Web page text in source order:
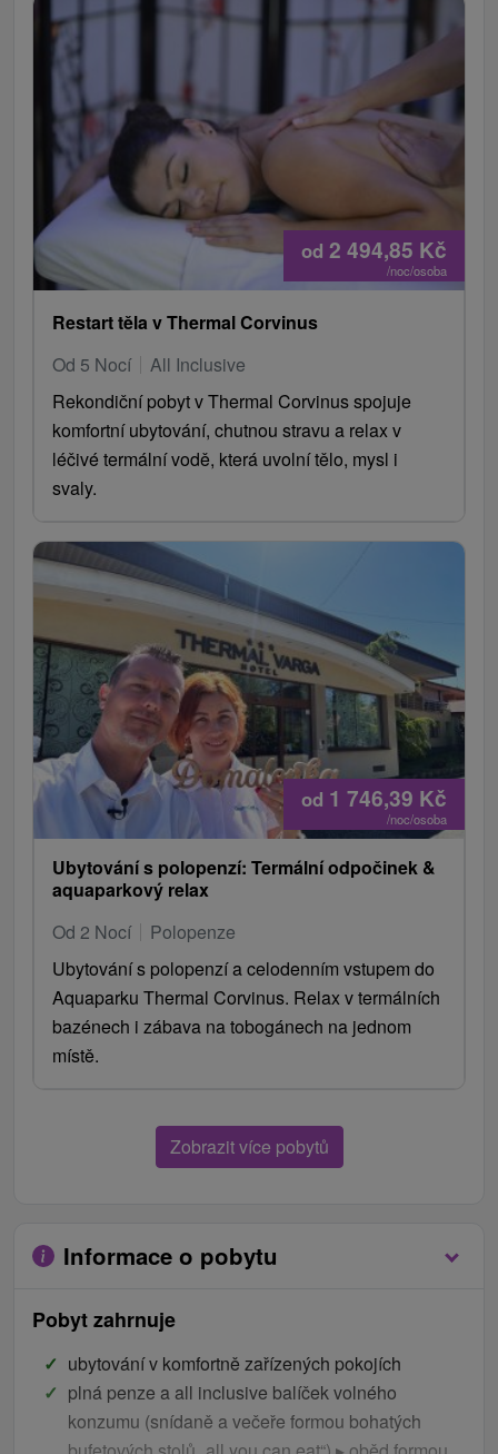
od 2 494,85 Kč
/noc/osoba
Restart těla v Thermal Corvinus
Od 5 Nocí
All Inclusive
Rekondiční pobyt v Thermal Corvinus spojuje
komfortní ubytování, chutnou stravu a relax v
léčivé termální vodě, která uvolní tělo, mysl i
svaly.
od 1 746,39 Kč
/noc/osoba
Ubytování s polopenzí: Termální odpočinek &
aquaparkový relax
Od 2 Nocí
Polopenze
Ubytování s polopenzí a celodenním vstupem do
Aquaparku Thermal Corvinus. Relax v termálních
bazénech i zábava na tobogánech na jednom
místě.
Zobrazit více pobytů
Informace o pobytu
Pobyt zahrnuje
ubytování v komfortně zařízených pokojích
plná penze a all inclusive balíček volného
konzumu (snídaně a večeře formou bohatých